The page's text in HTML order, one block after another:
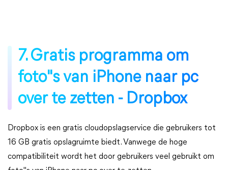
7. Gratis programma om
foto"s van iPhone naar pc
over te zetten - Dropbox
Dropbox is een gratis cloudopslagservice die gebruikers tot
16 GB gratis opslagruimte biedt. Vanwege de hoge
compatibiliteit wordt het door gebruikers veel gebruikt om